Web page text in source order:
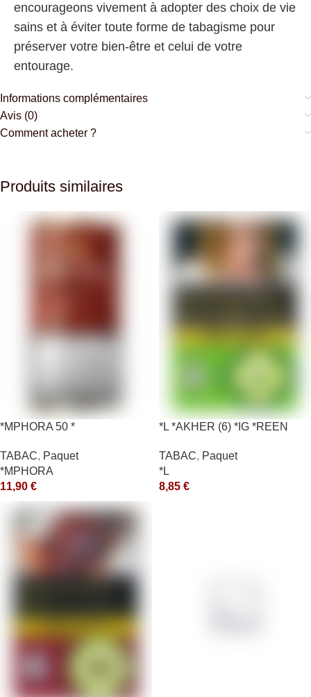
encourageons vivement à adopter des choix de vie
sains et à éviter toute forme de tabagisme pour
préserver votre bien-être et celui de votre
entourage.
Informations complémentaires
Avis (0)
Comment acheter ?
Produits similaires
*MPHORA 50 *
TABAC, Paquet
*MPHORA
11,90 €
*L *AKHER (6) *IG *REEN
TABAC, Paquet
*L
8,85 €